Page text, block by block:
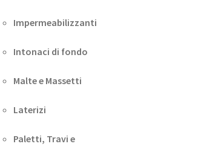
Impermeabilizzanti
Intonaci di fondo
Malte e Massetti
Laterizi
Paletti, Travi e